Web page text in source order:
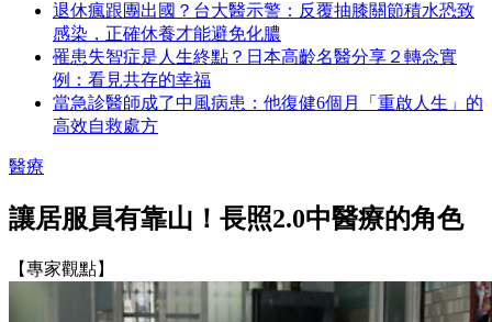
退休瘋跟團出國？台大醫示警：反覆抽膝關節積水恐致
感染，正確休養才能避免化膿
罹患失智症是人生終點？日本高齡名醫分享２轉念實
例：看見共存的幸福
當急診醫師成了中風病患：他復健6個月「重啟人生」的
高效自救處方
醫療
讓居服員有靠山！長照2.0中醫療的角色
【專家觀點】